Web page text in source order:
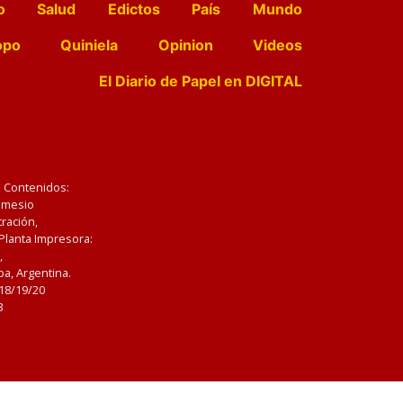
Salud Edictos País
Mundo
Quiniela Opinion
Videos
El Diario de Papel en DIGITAL
Impresora:
Argentina.
19/20